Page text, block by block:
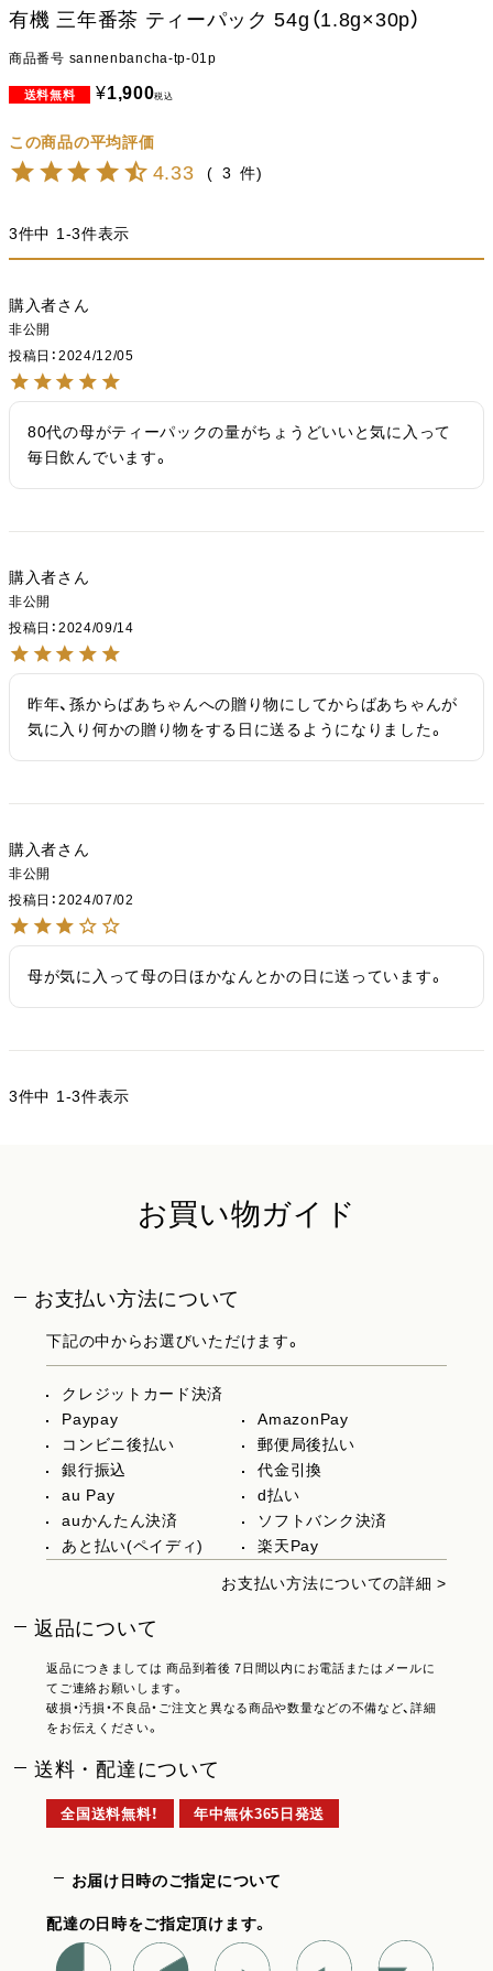
有機 三年番茶 ティーパック 54g（1.8g×30p）
商品番号 sannenbancha-tp-01p
¥1,900税込
4.33 3
3件中 1-3件表示
購入者
非公開
投稿日
2024/12/05
80代の母がティーパックの量がちょうどいいと気に入って
毎日飲んでいます。
購入者
非公開
投稿日
2024/09/14
昨年、孫からばあちゃんへの贈り物にしてからばあちゃんが
気に入り何かの贈り物をする日に送るようになりました。
購入者
非公開
投稿日
2024/07/02
母が気に入って母の日ほかなんとかの日に送っています。
3件中 1-3件表示
お買い物ガイド
お支払い方法について
下記の中からお選びいただけます。
クレジットカード決済
Paypay
AmazonPay
コンビニ後払い
郵便局後払い
銀行振込
代金引換
au Pay
d払い
auかんたん決済
ソフトバンク決済
あと払い(ペイディ)
楽天Pay
お支払い方法についての詳細 >
返品について
返品につきましては 商品到着後 7日間以内にお電話またはメールに
てご連絡お願いします。
破損・汚損・不良品・ご注文と異なる商品や数量などの不備など、詳細
をお伝えください。
送料・配達について
全国送料無料！ 年中無休365日発送
お届け日時のご指定について
配達の日時をご指定頂けます。